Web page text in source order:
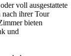
voll ausgestattete
ihrer Tour
bieten
und